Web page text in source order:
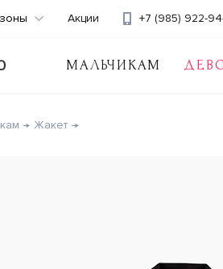
МАЛЬЧИКАМ
+7 (985) 922-94-
Акции
Жакет